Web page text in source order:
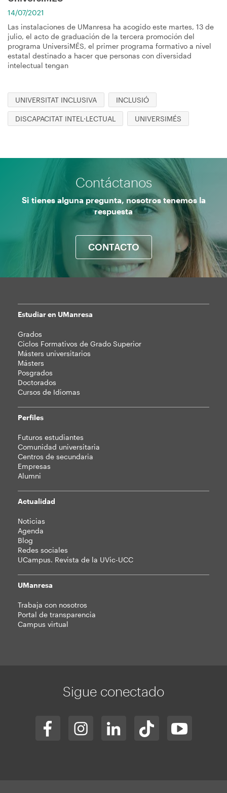
14/07/2021
Las instalaciones de UManresa ha acogido este martes, 13 de
julio, el acto de graduación de la tercera promoción del
programa UniversiMÉS, el primer programa formativo a nivel
estatal destinado a hacer que personas con diversidad
intelectual tengan
UNIVERSITAT INCLUSIVA INCLUSIÓ
DISCAPACITAT INTEL·LECTUAL UNIVERSIMÉS
Contáctanos
Si tienes alguna pregunta, nosotros tenemos la
respuesta
CONTACTO
Mapa
web
Estudiar en UManresa
Grados
Ciclos Formativos de Grado Superior
Másters universitarios
Másters
Posgrados
Doctorados
Cursos de Idiomas
Perfiles
Futuros estudiantes
Comunidad universitaria
Centros de secundaria
Empresas
Alumni
Actualidad
Noticias
Agenda
Blog
Redes sociales
UCampus. Revista de la UVic-UCC
UManresa
Trabaja con nosotros
Portal de transparencia
Campus virtual
Sigue conectado